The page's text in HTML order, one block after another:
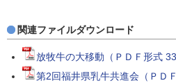
関連ファイルダウンロード
放牧牛の大移動（ＰＤＦ形式
第2回福井県乳牛共進会（ＰＤ